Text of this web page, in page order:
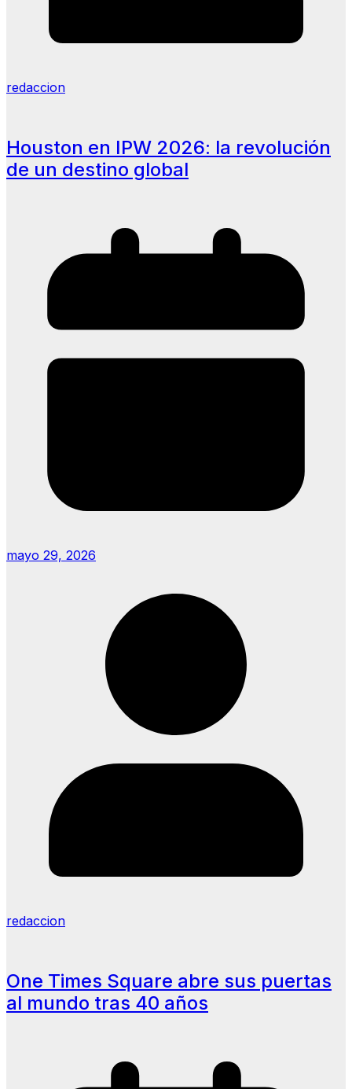
redaccion
Houston en IPW 2026: la revolución
de un destino global
mayo 29, 2026
redaccion
One Times Square abre sus puertas
al mundo tras 40 años